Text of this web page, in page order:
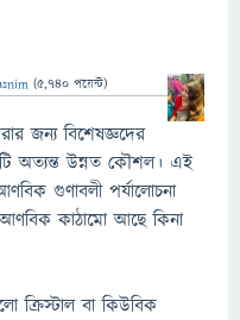
(5,740 পয়েন্ট)
জন্য বিশেষজ্ঞদের
অত্যন্ত উন্নত কৌশল। এই
গুণাবলী পর্যালোচনা
আণবিক কাঠামো আছে কিনা
ক্রিস্টাল বা কিউবিক